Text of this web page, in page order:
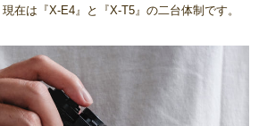
在は『X-E4』と『X-T5』の二台体制です。